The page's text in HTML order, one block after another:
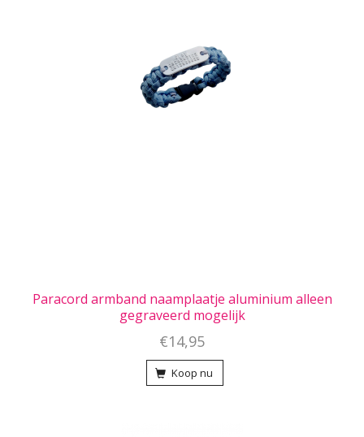
Paracord armband naamplaatje aluminium alleen
gegraveerd mogelijk
€14,95
Koop nu